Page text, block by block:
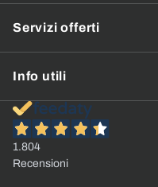
Servizi offerti
Info utili
1.804
Recensioni